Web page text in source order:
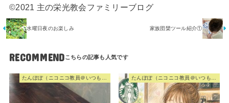
©2021 主の栄光教会ファミリーブログ
水曜日夜のお楽しみ 家族団欒ツール紹介①
RECOMMEND
たんぽぽ（ニコニコ教員＠いつも心に歌を） たんぽぽ（ニコニコ教員＠いつも心に歌を）